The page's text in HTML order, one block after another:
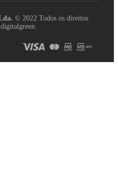
© 2022 Todos os direitos